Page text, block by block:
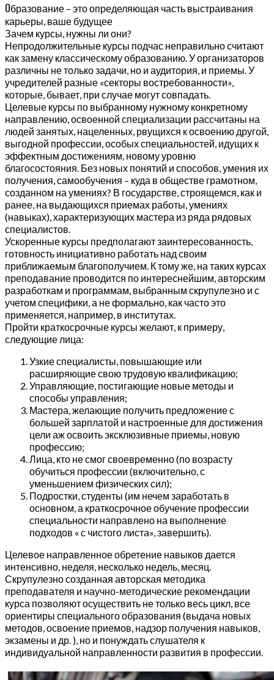
Образование – это определяющая часть выстраивания
карьеры, ваше будущее
Зачем курсы, нужны ли они?
Непродолжительные курсы подчас неправильно считают
как замену классическому образованию. У организаторов
различны не только задачи, но и аудитория, и приемы. У
учредителей разные «секторы востребованности»,
которые, бывает, при случае могут совпадать.
Целевые курсы по выбранному нужному конкретному
направлению, освоенной специализации рассчитаны на
людей занятых, нацеленных, рвущихся к освоению другой,
выгодной профессии, особых специальностей, идущих к
эффектным достижениям, новому уровню
благосостояния. Без новых понятий и способов, умения их
получения, самообучения – куда в обществе грамотном,
созданном на умениях? В государстве, строящемся, как и
ранее, на выдающихся приемах работы, умениях
(навыках), характеризующих мастера из ряда рядовых
специалистов.
Ускоренные курсы предполагают заинтересованность,
готовность инициативно работать над своим
приближаемым благополучием. К тому же, на таких курсах
преподавание проводится по интереснейшим, авторским
разработкам и программам, выбранным скрупулезно и с
учетом специфики, а не формально, как часто это
применяется, например, в институтах.
Пройти краткосрочные курсы желают, к примеру,
следующие лица:
Узкие специалисты, повышающие или
расширяющие свою трудовую квалификацию;
Управляющие, постигающие новые методы и
способы управления;
Мастера, желающие получить предложение с
большей зарплатой и настроенные для достижения
цели аж освоить эксклюзивные приемы, новую
профессию;
Лица, кто не смог своевременно (по возрасту
обучиться профессии (включительно, с
уменьшением физических сил);
Подростки, студенты (им нечем заработать в
основном, а краткосрочное обучение профессии
специальности направлено на выполнение
подходов « с чистого листа», завершить).
Целевое направленное обретение навыков дается
интенсивно, неделя, несколько недель, месяц.
Скрупулезно созданная авторская методика
преподавателя и научно-методические рекомендации
курса позволяют осуществить не только весь цикл, все
ориентиры специального образования (выдача новых
методов, освоение приемов, надзор получения навыков,
экзамены и др. ), но и понуждать слушателя к
индивидуальной направленности развития в профессии.